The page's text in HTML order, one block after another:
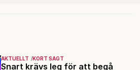
AKTUELLT KORT SAGT
Snart krävs leg för att begå